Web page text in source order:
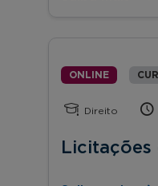
ONLINE
Direito